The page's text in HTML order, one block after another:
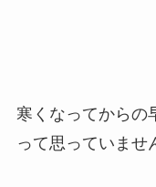
寒くなってからの
って思っていませ